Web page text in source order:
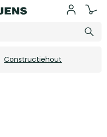
Constructiehout